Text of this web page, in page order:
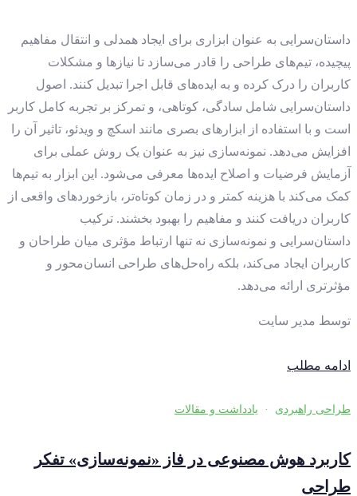
داستان‌سرایی به عنوان ابزاری برای ایجاد همدلی و انتقال مفاهیم
پیچیده، تیم‌های طراحی را قادر می‌سازد تا نیازها و مشکلات
کاربران را درک کرده و به ایده‌های قابل اجرا تبدیل کنند. اصول
داستان‌سرایی شامل سادگی، کوتاهی، و تمرکز بر تجربه کامل کاربر
است و با استفاده از ابزارهای بصری مانند اسکچ و ویدئو، تاثیر آن را
افزایش می‌دهد. نمونه‌سازی نیز به عنوان یک روش عملی برای
آزمایش فرضیات و اصلاح ایده‌ها معرفی می‌شود. این ابزار به تیم‌ها
کمک می‌کند با هزینه کمتر و در زمان کوتاه‌تر، بازخوردهای واقعی از
کاربران دریافت کنند و مفاهیم را بهبود بخشند. ترکیب
داستان‌سرایی و نمونه‌سازی نه تنها ارتباط مؤثری میان طراحان و
کاربران ایجاد می‌کند، بلکه راه‌حل‌های طراحی انسان‌محور و
مؤثرتری ارائه می‌دهد.
توسط مدیر سایت
ادامه مطلب
طراحی راهبردی · یادداشت و مقالات
کاربرد هوش مصنوعی در فاز «نمونه‌سازی» تفکر
طراحی